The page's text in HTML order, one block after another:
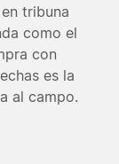
tribuna
como el
con
es la
al campo.